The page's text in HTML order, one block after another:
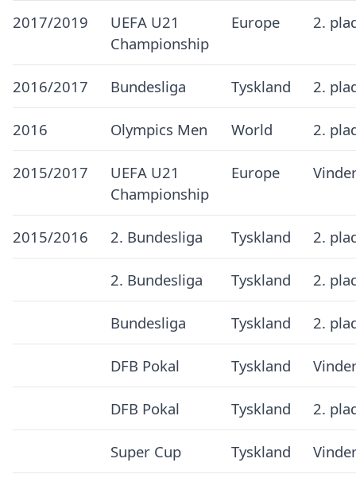
2017/2019
UEFA U21
Championship
Europe 2.
2016/2017 Bundesliga Tyskland 2.
2016 Olympics Men World 2.
2015/2017
UEFA U21
Championship
Europe
2015/2016 2. Bundesliga Tyskland 2.
2. Bundesliga Tyskland 2.
Bundesliga Tyskland 2.
DFB Pokal Tyskland
DFB Pokal Tyskland 2.
Super Cup Tyskland